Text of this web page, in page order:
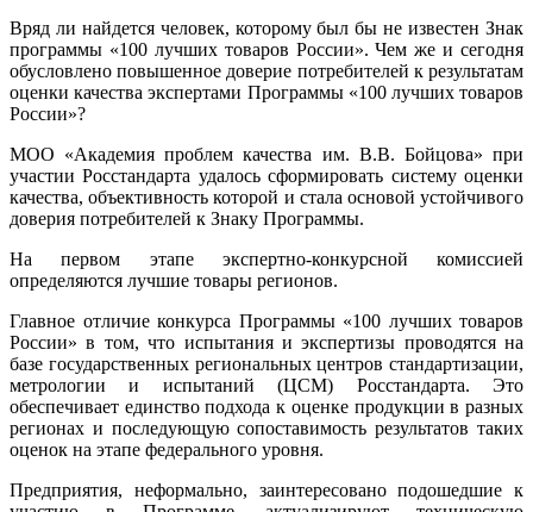
Вряд ли найдется человек, которому был бы не известен Знак
программы «100 лучших товаров России». Чем же и сегодня
обусловлено повышенное доверие потребителей к результатам
оценки качества экспертами Программы «100 лучших товаров
России»?
МОО «Академия проблем качества им. В.В. Бойцова» при
участии Росстандарта удалось сформировать систему оценки
качества, объективность которой и стала основой устойчивого
доверия потребителей к Знаку Программы.
На первом этапе экспертно-конкурсной комиссией
определяются лучшие товары регионов.
Главное отличие конкурса Программы «100 лучших товаров
России» в том, что испытания и экспертизы проводятся на
базе государственных региональных центров стандартизации,
метрологии и испытаний (ЦCM) Росстандарта. Это
обеспечивает единство подхода к оценке продукции в разных
регионах и последующую сопоставимость результатов таких
оценок на этапе федерального уровня.
Предприятия, неформально, заинтересовано подошедшие к